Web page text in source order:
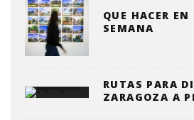
QUE HACER
SEMANA
RUTAS PARA
ZARAGOZA A